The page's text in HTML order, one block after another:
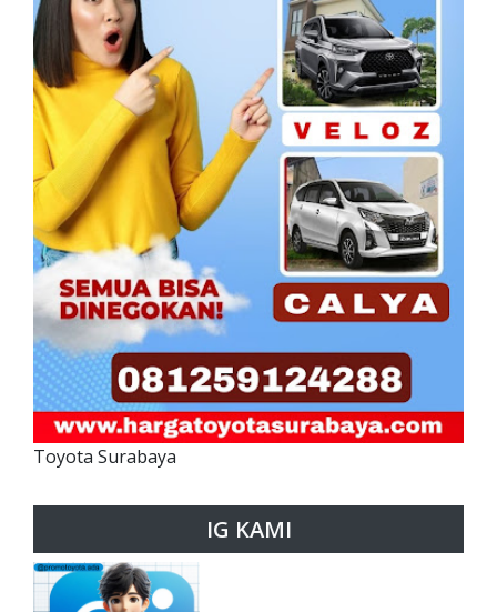
Toyota Surabaya
IG KAMI